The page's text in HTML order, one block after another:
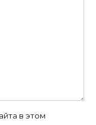
в этом